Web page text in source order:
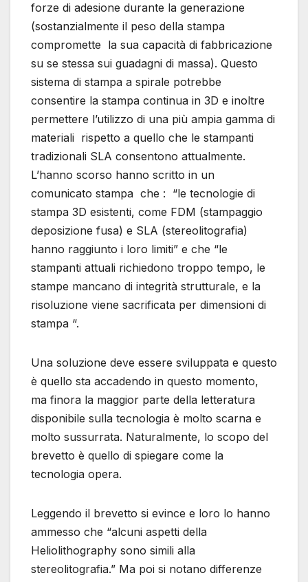
forze di adesione durante la generazione
(sostanzialmente il peso della stampa
compromette la sua capacità di fabbricazione
su se stessa sui guadagni di massa). Questo
sistema di stampa a spirale potrebbe
consentire la stampa continua in 3D e inoltre
permettere l’utilizzo di una più ampia gamma di
materiali rispetto a quello che le stampanti
tradizionali SLA consentono attualmente.
L’hanno scorso hanno scritto in un
comunicato stampa che : “le tecnologie di
stampa 3D esistenti, come FDM (stampaggio
deposizione fusa) e SLA (stereolitografia)
hanno raggiunto i loro limiti” e che “le
stampanti attuali richiedono troppo tempo, le
stampe mancano di integrità strutturale, e la
risoluzione viene sacrificata per dimensioni di
stampa “.
Una soluzione deve essere sviluppata e questo
è quello sta accadendo in questo momento,
ma finora la maggior parte della letteratura
disponibile sulla tecnologia è molto scarna e
molto sussurrata. Naturalmente, lo scopo del
brevetto è quello di spiegare come la
tecnologia opera.
Leggendo il brevetto si evince e loro lo hanno
ammesso che “alcuni aspetti della
Heliolithography sono simili alla
stereolitografia.” Ma poi si notano differenze